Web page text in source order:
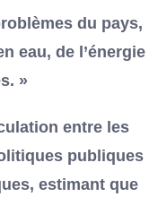
du pays,
eau, de l’énergie
»
entre les
publiques
estimant que